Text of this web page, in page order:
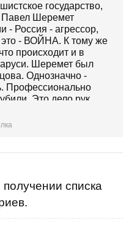
государство,
Павел Шеремет
- Россия - агрессор,
это - ВОЙНА. К тому же
происходит и в
Шеремет был
Однозначно -
Профессионально
Это дело рук
- там дураков нет. А
за Украиной. Время
списка